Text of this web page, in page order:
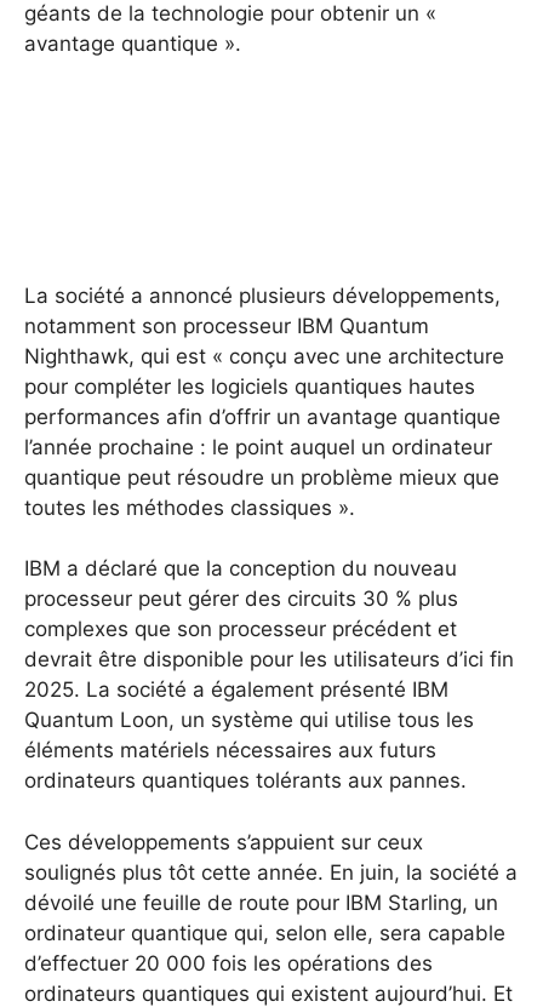
géants de la technologie pour obtenir un «
avantage quantique ».
La société a annoncé plusieurs développements,
notamment son processeur IBM Quantum
Nighthawk, qui est « conçu avec une architecture
pour compléter les logiciels quantiques hautes
performances afin d’offrir un avantage quantique
l’année prochaine : le point auquel un ordinateur
quantique peut résoudre un problème mieux que
toutes les méthodes classiques ».
IBM a déclaré que la conception du nouveau
processeur peut gérer des circuits 30 % plus
complexes que son processeur précédent et
devrait être disponible pour les utilisateurs d’ici fin
2025. La société a également présenté IBM
Quantum Loon, un système qui utilise tous les
éléments matériels nécessaires aux futurs
ordinateurs quantiques tolérants aux pannes.
Ces développements s’appuient sur ceux
soulignés plus tôt cette année. En juin, la société a
dévoilé une feuille de route pour IBM Starling, un
ordinateur quantique qui, selon elle, sera capable
d’effectuer 20 000 fois les opérations des
ordinateurs quantiques qui existent aujourd’hui. Et